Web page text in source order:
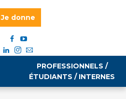
Je donne
PROFESSIONNELS /
ÉTUDIANTS / INTERNES